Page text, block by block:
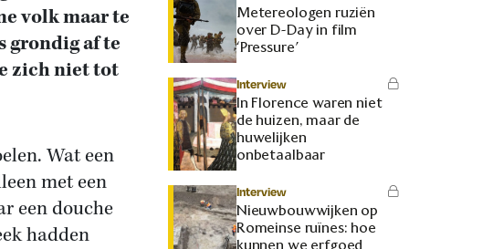
volk maar te
grondig af te
zich niet tot
Wat een
met een
een douche
hadden
Metereologen ruziën
over D-Day in film
‘Pressure’
Interview
In Florence waren niet
de huizen, maar de
huwelijken
onbetaalbaar
Interview
Nieuwbouwwijken op
Romeinse ruïnes: hoe
kunnen we erfgoed